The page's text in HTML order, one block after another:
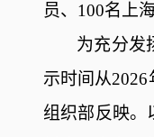
员、100名上
为充分发
示时间从
组织部反映。